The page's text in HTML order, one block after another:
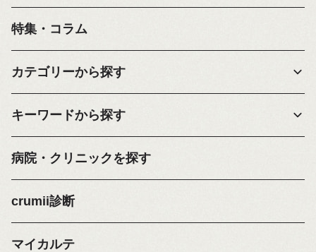
特集・コラム
カテゴリーから探す
キーワードから探す
病院・クリニックを探す
crumii診断
マイカルテ